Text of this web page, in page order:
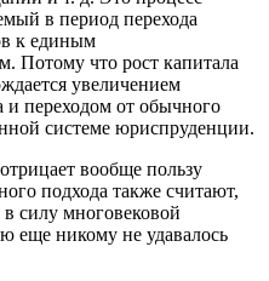
в период перехода
к единым
Потому что рост капитала
увеличением
и переходом от обычного
системе юриспруденции.
вообще пользу
подхода также считают,
силу многовековой
еще никому не удавалось